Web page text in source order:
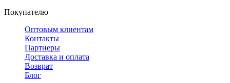
Покупателю
Оптовым клиентам
Контакты
Партнеры
Доставка и оплата
Возврат
Блог